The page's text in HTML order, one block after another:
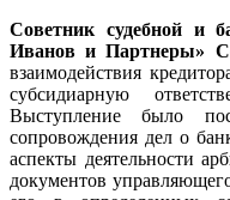
Советник судебной и
Иванов и Партнеры»
взаимодействия
субсидиарную
Выступление было
сопровождения дел о
аспекты деятельности
документов